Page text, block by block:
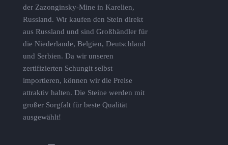
der Zazonginsky-Mine in Karelien,
Russland. Wir kaufen den Stein direkt
aus Russland und sind Großhändler für
die Niederlande, Belgien, Deutschland
und Serbien. Da wir unseren
zertifizierten Schungit selbst
importieren, können wir die Preise
attraktiv halten. Die Steine ​​werden mit
großer Sorgfalt für beste Qualität
ausgewählt!